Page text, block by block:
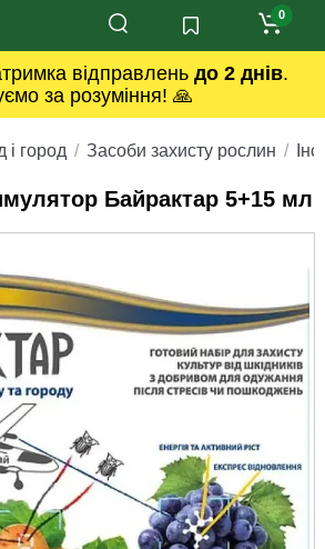
відправлень до 2 днів.
за розуміння! 🙏
0
і город Засоби захисту рослин
Байрактар 5+15 мл